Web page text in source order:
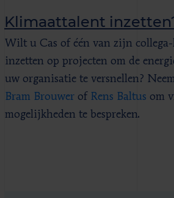
Klimaattalent
Wilt u Cas of één van zijn
inzetten op projecten om de
uw organisatie te versnellen?
Bram Brouwer of Rens Baltus om
mogelijkheden te bespreken.